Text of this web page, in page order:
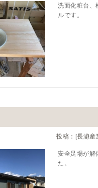
洗面化粧台、
ルです。
投稿：[長瀞産
安全足場が解
た。